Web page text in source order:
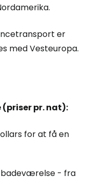
er
med Vesteuropa.
pr. nat):
for at få en
badeværelse - fra